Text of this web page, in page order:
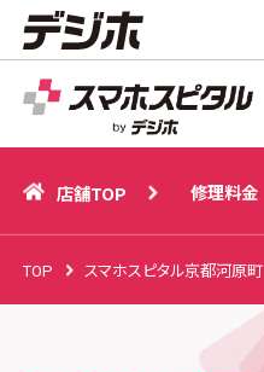
店舗TOP
店舗TOP 修理料金
TOP スマホスピタル京都河原町